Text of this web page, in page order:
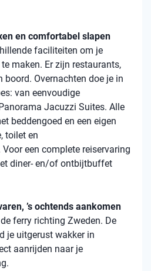
en comfortabel slapen
faciliteiten om je
maken. Er zijn restaurants,
boord. Overnachten doe je in
: van eenvoudige
Jacuzzi Suites. Alle
beddengoed en een eigen
toilet en
een complete reiservaring
diner- en/of ontbijtbuffet
’s ochtends aankomen
ferry richting Zweden. De
je uitgerust wakker in
aanrijden naar je